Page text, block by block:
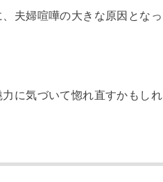
夫婦喧嘩の大きな原因となっ
に気づいて惚れ直すかもしれ